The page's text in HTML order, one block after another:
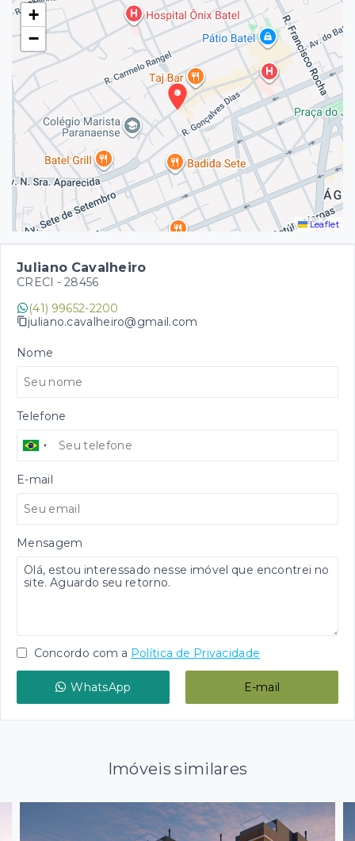
+
−
Leaflet
Juliano Cavalheiro
CRECI - 28456
(41) 99652-2200
juliano.cavalheiro@gmail.com
Nome
Telefone
E-mail
Mensagem
Concordo com a Política de Privacidade
WhatsApp E-mail
Imóveis similares